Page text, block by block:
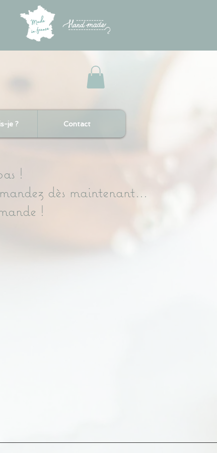
je ? Contact
!
dès maintenant...
!